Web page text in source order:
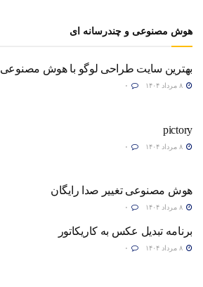
هوش مصنوعی و چندرسانه ای
بهترین سایت طراحی لوگو با هوش مصنوعی
pictory
هوش مصنوعی تغییر صدا رایگان
برنامه تبدیل عکس به کاریکاتور